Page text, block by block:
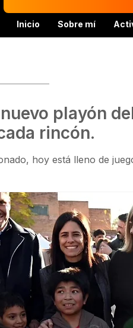
Inicio Sobre mí
playón
rincón.
hoy está lleno de